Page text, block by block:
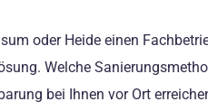
oder Heide einen
Welche
bei Ihnen vor Ort